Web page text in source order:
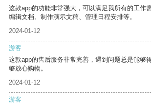
这款app的功能非常强大，可以满足我所有的工作
编辑文档、制作演示文稿、管理日程安排等。
2024-01-12
游客
这款app的售后服务非常完善，遇到问题总是能够
够放心购物。
2024-01-12
游客